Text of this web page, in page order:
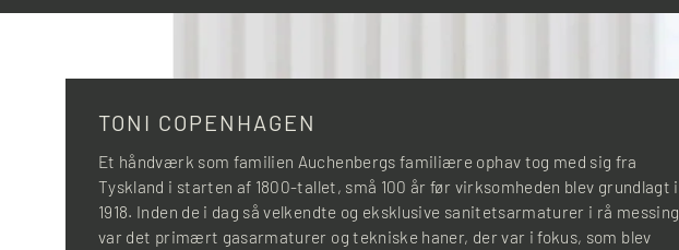
TONI COPENHAGEN
Et håndværk som familien Auchenbergs familiære ophav tog med sig fra
Tyskland i starten af 1800-tallet, små 100 år før virksomheden blev grundlagt i
1918. Inden de i dag så velkendte og eksklusive sanitetsarmaturer i rå messing
var det primært gasarmaturer og tekniske haner, der var i fokus, som blev